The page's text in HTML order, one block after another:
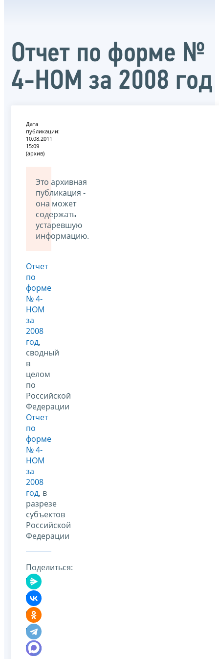
Отчет по форме №
4-НОМ за 2008 год
Дата
публикации:
10.08.2011
15:09
(архив)
Это архивная
публикация -
она может
содержать
устаревшую
информацию.
Отчет
по
форме
№ 4-
НОМ
за
2008
год,
сводный
в
целом
по
Российской
Федерации
Отчет
по
форме
№ 4-
НОМ
за
2008
год, в
разрезе
субъектов
Российской
Федерации
Поделиться: